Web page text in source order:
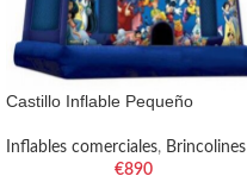
Castillo Inflable Pequeño
Inflables comerciales, Brincolines
€890